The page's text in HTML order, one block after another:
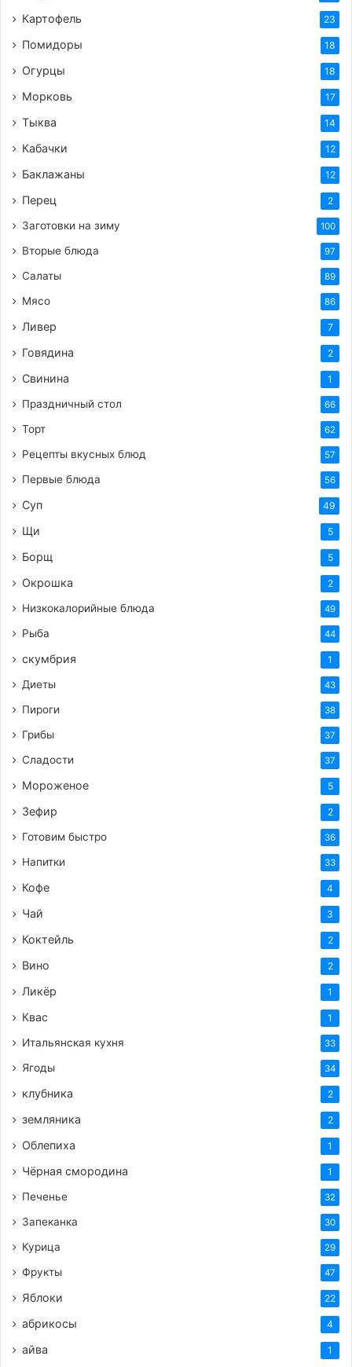
Картофель 23
Помидоры 18
Огурцы 18
Морковь 17
Тыква 14
Кабачки 12
Баклажаны 12
Перец 2
Заготовки на зиму 100
Вторые блюда 97
Салаты 89
Мясо 86
Ливер 7
Говядина 2
Свинина 1
Праздничный стол 66
Торт 62
Рецепты вкусных блюд 57
Первые блюда 56
Суп 49
Щи 5
Борщ 5
Окрошка 2
Низкокалорийные блюда 49
Рыба 44
скумбрия 1
Диеты 43
Пироги 38
Грибы 37
Сладости 37
Мороженое 5
Зефир 2
Готовим быстро 36
Напитки 33
Кофе 4
Чай 3
Коктейль 2
Вино 2
Ликёр 1
Квас 1
Итальянская кухня 33
Ягоды 34
клубника 2
земляника 2
Облепиха 1
Чёрная смородина 1
Печенье 32
Запеканка 30
Курица 29
Фрукты 47
Яблоки 22
абрикосы 4
айва 1